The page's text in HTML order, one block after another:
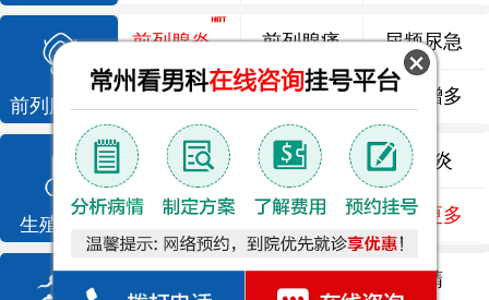
前列腺疾病
前列腺炎 前列腺痛 尿频尿急
前列腺增生 排尿不畅 夜尿增多
生殖感染
龟头炎 睾丸炎 尿道炎
尿相关 泌尿感染 了解更多
死精 少精 弱精